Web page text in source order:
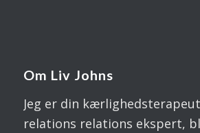
Om Liv Johns
Jeg er din
relations relations ekspert,